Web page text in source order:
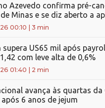
Azevedo confirma pré-
Minas e se diz aberto a
00:10 3 min
supera US65 mil após
com leve alta de 0,6%
01:40 2 min
avança às quartas da
6 anos de jejum